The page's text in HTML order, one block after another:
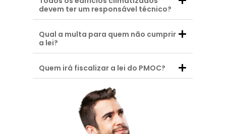
devem ter um responsável técnico?
Qual a multa para quem não cumprir
a lei?
Quem irá fiscalizar a lei do PMOC?